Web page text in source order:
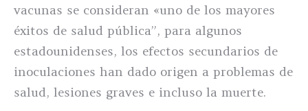
vacunas se consideran «uno de los mayores
éxitos de salud pública”, para algunos
estadounidenses, los efectos secundarios de
inoculaciones han dado origen a problemas de
salud, lesiones graves e incluso la muerte.